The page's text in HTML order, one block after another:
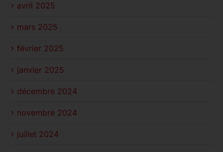
avril 2025
mars 2025
février 2025
janvier 2025
décembre 2024
novembre 2024
juillet 2024